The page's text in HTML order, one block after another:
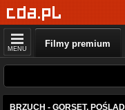
MENU Filmy premium
BRZUCH - GORSET,